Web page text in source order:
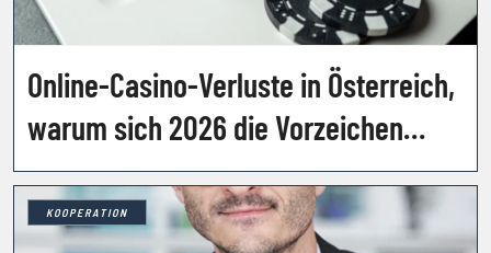
Online-Casino-Verluste in Österreich,
warum sich 2026 die Vorzeichen
drehen
KOOPERATION